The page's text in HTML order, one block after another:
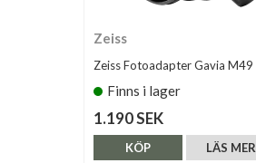
Zeiss
Zeiss Fotoadapter Gavia M49
Finns i lager
1.190 SEK
LÄS MER
KÖP